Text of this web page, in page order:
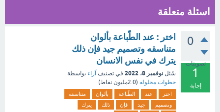
اسئلة متعلقة
0
تصويتات
1
إجابة
اختر : عند الطّباعة بألوان
متناسقه وتصميم جيد فإن ذلك
يترك في نفس الانسان
سُئل نوفمبر 8، 2022 في تصنيف آراء بواسطة
خطوات محلوله (2.0مليون نقاط)
اختر عند الطّباعة بألوان
متناسقه
وتصميم
جيد فإن ذلك
يترك